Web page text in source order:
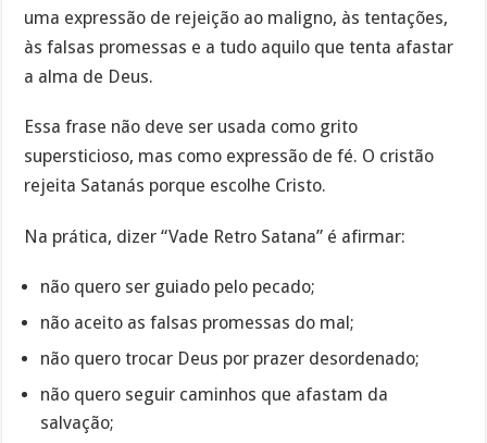
uma expressão de rejeição ao maligno, às tentações,
às falsas promessas e a tudo aquilo que tenta afastar
a alma de Deus.
Essa frase não deve ser usada como grito
supersticioso, mas como expressão de fé. O cristão
rejeita Satanás porque escolhe Cristo.
Na prática, dizer “Vade Retro Satana” é afirmar:
não quero ser guiado pelo pecado;
não aceito as falsas promessas do mal;
não quero trocar Deus por prazer desordenado;
não quero seguir caminhos que afastam da
salvação;